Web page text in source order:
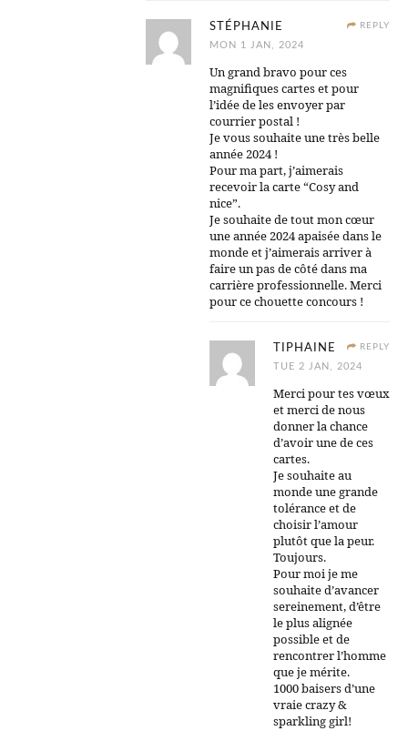
REPLY
STÉPHANIE
MON 1 JAN, 2024
Un grand bravo pour ces
magnifiques cartes et pour
l’idée de les envoyer par
courrier postal !
Je vous souhaite une très belle
année 2024 !
Pour ma part, j’aimerais
recevoir la carte “Cosy and
nice”.
Je souhaite de tout mon cœur
une année 2024 apaisée dans le
monde et j’aimerais arriver à
faire un pas de côté dans ma
carrière professionnelle. Merci
pour ce chouette concours !
REPLY
TIPHAINE
TUE 2 JAN, 2024
Merci pour tes vœux
et merci de nous
donner la chance
d’avoir une de ces
cartes.
Je souhaite au
monde une grande
tolérance et de
choisir l’amour
plutôt que la peur.
Toujours.
Pour moi je me
souhaite d’avancer
sereinement, d’être
le plus alignée
possible et de
rencontrer l’homme
que je mérite.
1000 baisers d’une
vraie crazy &
sparkling girl!